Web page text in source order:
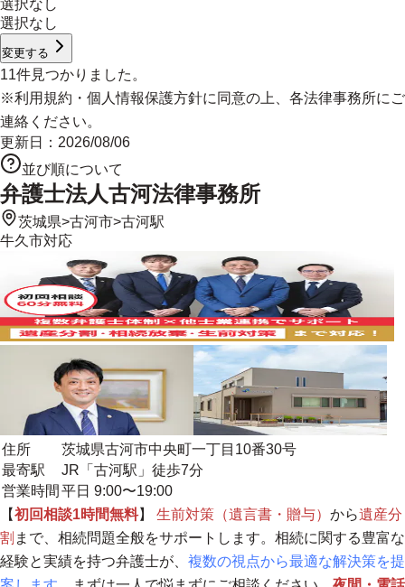
選択なし
選択なし
変更する
11件見つかりました。
※利用規約 ・ 個人情報保護方針に同意の上、各法律事務所にご
連絡ください。
更新日： 2026/08/06
並び順について
弁護士法人古河法律事務所
茨城県>古河市>古河駅
牛久市対応
住所
茨城県古河市中央町一丁目10番30号
最寄駅
JR「古河駅」徒歩7分
営業時間 平日 9:00〜19:00
【初回相談1時間無料】 生前対策（遺言書・贈与） から遺産分
割 まで、相続問題全般をサポートします。相続に関する豊富な
経験と実績を持つ弁護士が、 複数の視点から最適な解決策を提